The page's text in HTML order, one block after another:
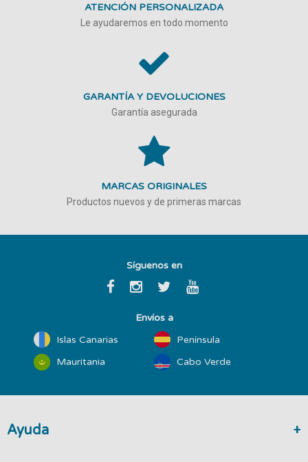
ATENCIÓN PERSONALIZADA
Le ayudaremos en todo momento
GARANTÍA Y DEVOLUCIONES
Garantía asegurada
MARCAS ORIGINALES
Productos nuevos y de primeras marcas
Síguenos en
Envíos a
Islas Canarias
Península
Mauritania
Cabo Verde
Ayuda